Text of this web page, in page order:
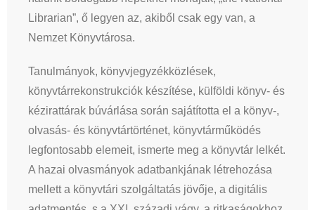
Librarian”, ő legyen az, akiből csak egy van, a
Nemzet Könyvtárosa.
Tanulmányok, könyvjegyzékközlések,
könyvtárrekonstrukciók készítése, külföldi könyv- és
kézirattárak búvárlása során sajátította el a könyv-,
olvasás- és könyvtártörténet, könyvtárműködés
legfontosabb elemeit, ismerte meg a könyvtár lelkét.
A hazai olvasmányok adatbankjának létrehozása
mellett a könyvtári szolgáltatás jövője, a digitális